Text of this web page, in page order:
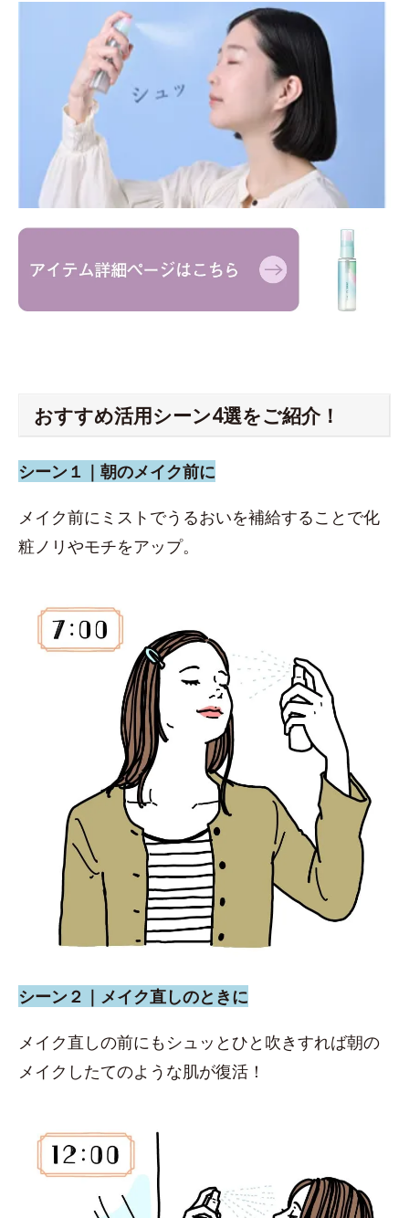
おすすめ活用シーン4選をご紹介！
シーン１｜朝のメイク前に
メイク前にミストでうるおいを補給することで化
粧ノリやモチをアップ。
シーン２｜メイク直しのときに
メイク直しの前にもシュッとひと吹きすれば朝の
メイクしたてのような肌が復活！